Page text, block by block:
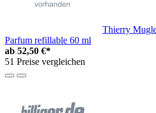
Thierry
Parfum refillable 60 ml
ab 52,50 €*
51 Preise vergleichen